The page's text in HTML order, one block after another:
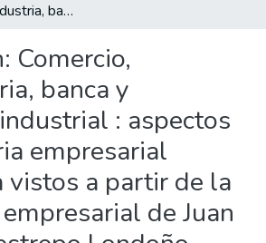
Comercio, agroindustria, banca y desarrollo industrial : aspectos de la historia empresarial antioqueña vistos a partir de la trayectoria empresarial de Juan Gonzalo Restrepo Londoño, 1945-1970
Comercio,
banca y
: aspectos
empresarial
vistos a partir de la
de Juan